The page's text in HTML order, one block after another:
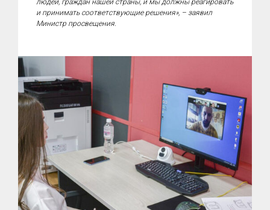
и принимать соответствующие решения», – заявил
Министр просвещения.